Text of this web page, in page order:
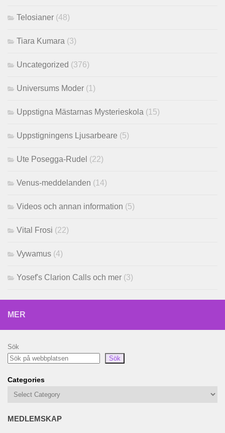
Telosianer (48)
Tiara Kumara (3)
Uncategorized (376)
Universums Moder (1)
Uppstigna Mästarnas Mysterieskola (15)
Uppstigningens Ljusarbeare (5)
Ute Posegga-Rudel (22)
Venus-meddelanden (14)
Videos och annan information (5)
Vital Frosi (22)
Vywamus (4)
Yosef's Clarion Calls och mer (3)
MER
Sök
Sök
Categories
MEDLEMSKAP